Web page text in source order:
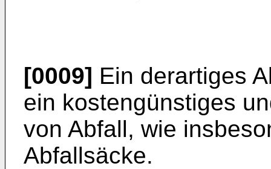
[0009] Ein derartiges
ein kostengünstiges
von Abfall, wie
Abfallsäcke.